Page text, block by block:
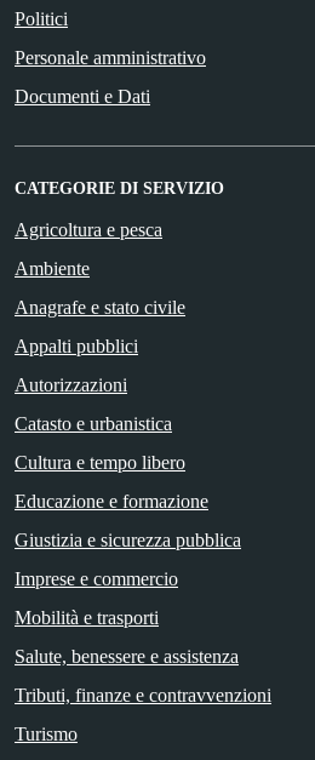
Politici
Personale amministrativo
Documenti e Dati
CATEGORIE DI SERVIZIO
Agricoltura e pesca
Ambiente
Anagrafe e stato civile
Appalti pubblici
Autorizzazioni
Catasto e urbanistica
Cultura e tempo libero
Educazione e formazione
Giustizia e sicurezza pubblica
Imprese e commercio
Mobilità e trasporti
Salute, benessere e assistenza
Tributi, finanze e contravvenzioni
Turismo